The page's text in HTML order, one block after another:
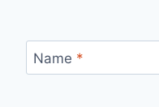
Name *